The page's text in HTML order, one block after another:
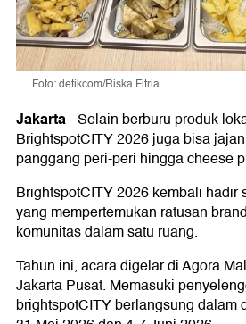
Foto: detikcom/Riska Fitria
Jakarta-Selain berburu produk
BrightspotCITY 2026 juga bisa
panggang peri-peri hingga cheese
BrightspotCITY 2026 kembali hadir
yang mempertemukan ratusan
komunitas dalam satu ruang.
Tahun ini, acara digelar di Agora
Jakarta Pusat. Memasuki
brightspotCITY berlangsung dalam